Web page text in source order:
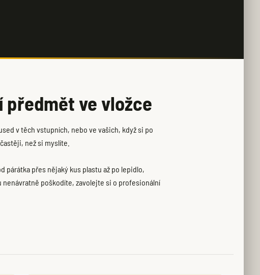
ve vložce
v těch vstupních, nebo ve vašich, když si po
než si myslíte.
párátka přes nějaký kus plastu až po lepidlo,
nenávratně poškodíte, zavolejte si o profesionální